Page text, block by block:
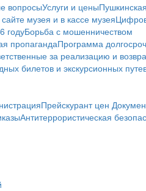
вопросыУслуги и цены
музея и в кассе музея
годуБорьба с мошенничеством
пропагандаПрограмма
за реализацию и
билетов и экскурсионных
Прейскурант цен
Антитеррористическая